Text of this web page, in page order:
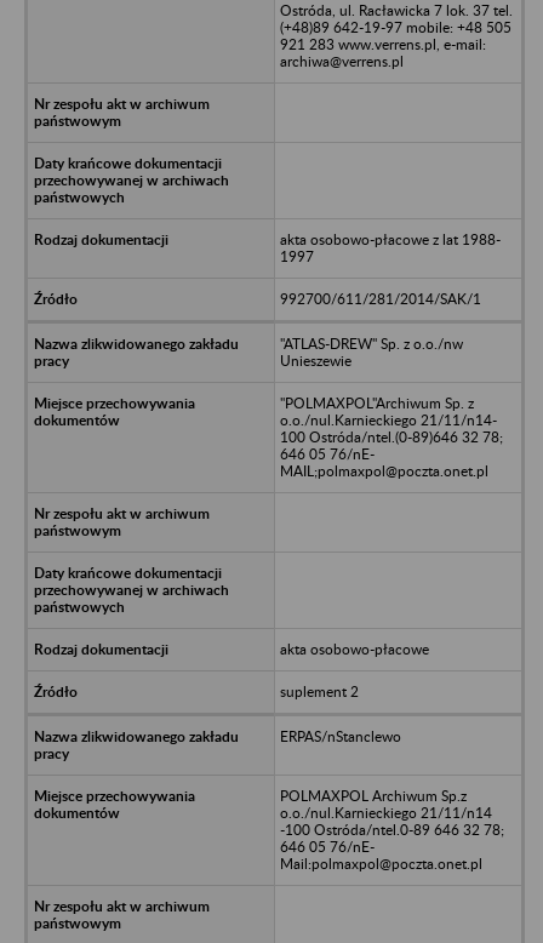
Ostróda, ul. Racławicka 7 lok. 37 tel.
(+48)89 642-19-97 mobile: +48 505
921 283 www.verrens.pl, e-mail:
archiwa@verrens.pl
akta osobowo-płacowe z lat 1988-
1997
992700/611/281/2014/SAK/1
"ATLAS-DREW" Sp. z o.o./nw
Unieszewie
"POLMAXPOL"Archiwum Sp. z
o.o./nul.Karnieckiego 21/11/n14-
100 Ostróda/ntel.(0-89)646 32 78;
646 05 76/nE-
MAIL;polmaxpol@poczta.onet.pl
akta osobowo-płacowe
suplement 2
ERPAS/nStanclewo
POLMAXPOL Archiwum Sp.z
o.o./nul.Karnieckiego 21/11/n14
-100 Ostróda/ntel.0-89 646 32 78;
646 05 76/nE-
Mail:polmaxpol@poczta.onet.pl